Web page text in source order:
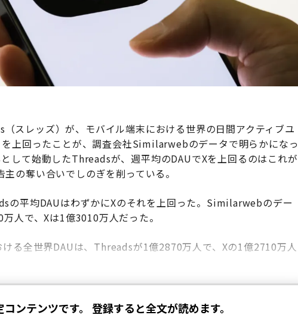
スレッズ）が、モバイル端末における世界の日間アクティブユ
上回ったことが、調査会社Similarwebのデータで明らかになっ
して始動したThreadsが、週平均のDAUでXを上回るのはこれが
の奪い合いでしのぎを削っている。
の平均DAUはわずかにXのそれを上回った。Similarwebのデー
人で、Xは1億3010万人だった。
る全世界DAUは、Threadsが1億2870万人で、Xの1億2710万人